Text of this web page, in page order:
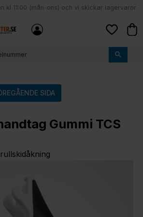
kl 11:00 (mån-ons) och vi skickar lagervaror
SIDA
Gummi TCS